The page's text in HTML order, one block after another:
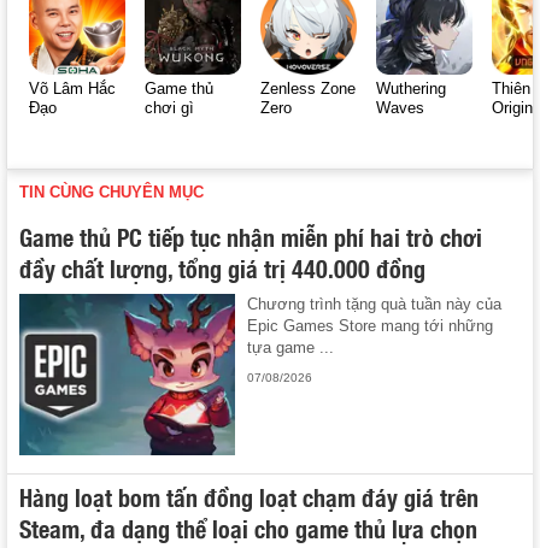
Võ Lâm Hắc
Đạo
Game thủ
chơi gì
Zenless Zone
Zero
Wuthering
Waves
Thiên
Origin
TIN CÙNG CHUYÊN MỤC
Game thủ PC tiếp tục nhận miễn phí hai trò chơi
đầy chất lượng, tổng giá trị 440.000 đồng
Chương trình tặng quà tuần này của
Epic Games Store mang tới những
tựa game ...
07/08/2026
Hàng loạt bom tấn đồng loạt chạm đáy giá trên
Steam, đa dạng thể loại cho game thủ lựa chọn